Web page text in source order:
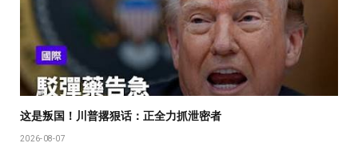
这是叛国！川普撂狠话：正全力抓泄密者
2026-08-07